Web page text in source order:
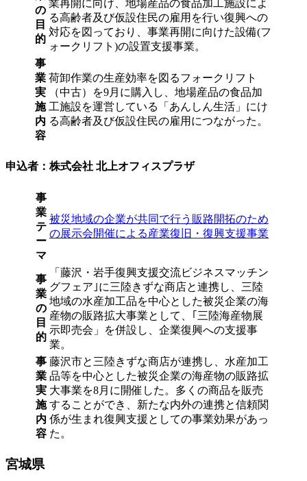
の
目
的
業再開に向け、地場産品の食品加工施設によ
る高齢者及び仮設住民の雇用を行い復興への
対応を図っており、事業再開に向けた設備(フ
ォークリフト)の設置支援事業。
事
業
実
施
内
容
荷卸作業の生産効率を図るフォークリフト
（中古）を9月に購入し、地場産品の食品加
工施設を運営している「あんしん生活」にけ
る高齢者及び仮設住民の雇用につながった。
申込者：株式会社 北上オフィスプラザ
事
業
テ
ー
マ
被災地域の企業が共同で行う販路開拓のため
の展示会開催による産業復旧・復興支援事業
事
業
の
目
的
「藤沢・岩手復興支援交流ビジネスマッチン
グフェア｣に三陸きずな商店と連携し、三陸
地域の水産加工品を中心とした被災企業の海
産物の販路拡大事業として、｢三陸海産物展
示即売会」を併設し、企業復興への支援事
業。
事
業
実
施
内
容
藤沢市と三陸きずな商店が連携し、水産加工
品等を中心とした被災企業の海産物の販路拡
大事業を8月に開催した。多くの商品を販売
することができ、新たな内外の連携と信頼関
係が生まれ復興支援としての事業効果があっ
た。
宮城県